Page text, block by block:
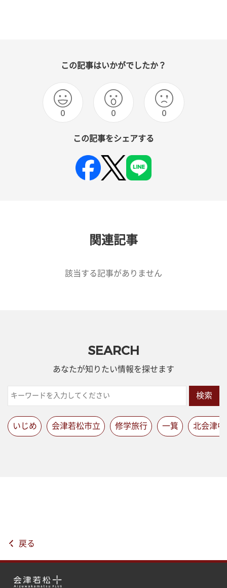
この記事はいかがでしたか？
0 0 0
この記事をシェアする
関連記事
該当する記事がありません
SEARCH
あなたが知りたい情報を探せます
検索
いじめ 会津若松市立 修学旅行 一箕 北会津中
戻る